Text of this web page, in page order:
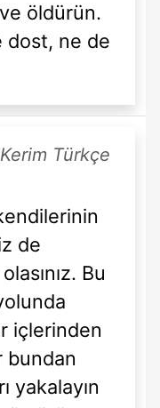
öldürün.
dost, ne de
Türkçe
de
Bu
içlerinden
bundan
yakalayın